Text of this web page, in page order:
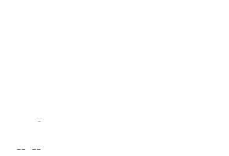
-
--
--